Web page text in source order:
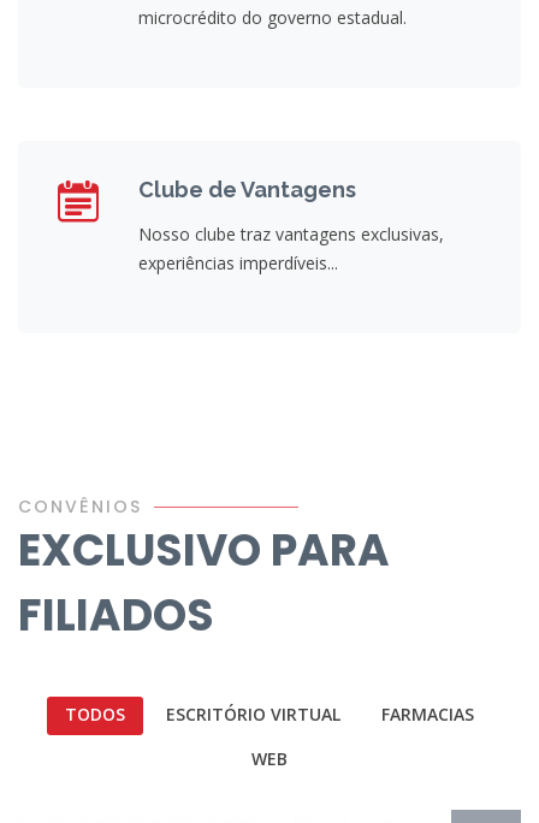
microcrédito do governo estadual.
Clube de Vantagens
Nosso clube traz vantagens exclusivas,
experiências imperdíveis...
CONVÊNIOS
EXCLUSIVO PARA
FILIADOS
TODOS ESCRITÓRIO VIRTUAL
FARMACIAS
WEB